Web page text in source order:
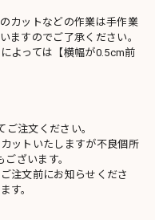
カットなどの作業は手作業
ますのでご了承ください。
よっては【横幅が0.5cm前
注文ください。
ットいたしますが不良個所
ざいます。
注文前にお知らせくださ
す。